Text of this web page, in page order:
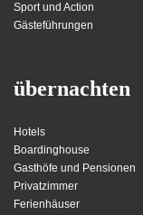
Sport und Action
Gästeführungen
übernachten
Hotels
Boardinghouse
Gasthöfe und Pensionen
Privatzimmer
Ferienhäuser